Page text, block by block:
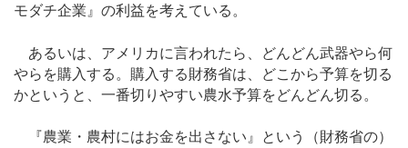
モダチ企業』の利益を考えている。
あるいは、アメリカに言われたら、どんどん武器やら何
やらを購入する。購入する財務省は、どこから予算を切る
かというと、一番切りやすい農水予算をどんどん切る。
『農業・農村にはお金を出さない』という（財務省の）